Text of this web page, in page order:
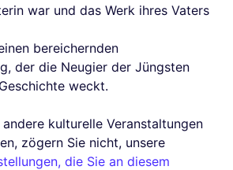
war und das Werk ihres Vaters
bereichernden
der die Neugier der Jüngsten
weckt.
andere kulturelle Veranstaltungen
zögern Sie nicht, unsere
die Sie an diesem